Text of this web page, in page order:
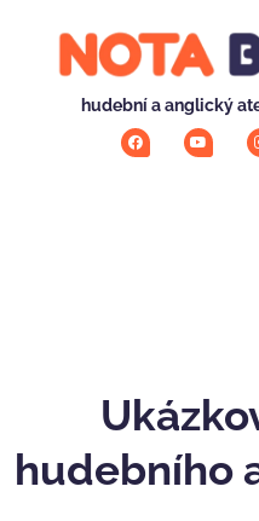
hudební a anglický
hudebního